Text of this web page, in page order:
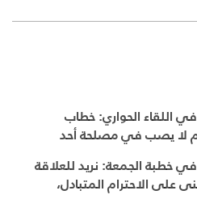
اللقاء الحواري: خطاب
لا يصب في مصلحة أحد
العلامة فضل الله في خطبة الجمعة: نريد للعلاقة
على الاحترام المتبادل،